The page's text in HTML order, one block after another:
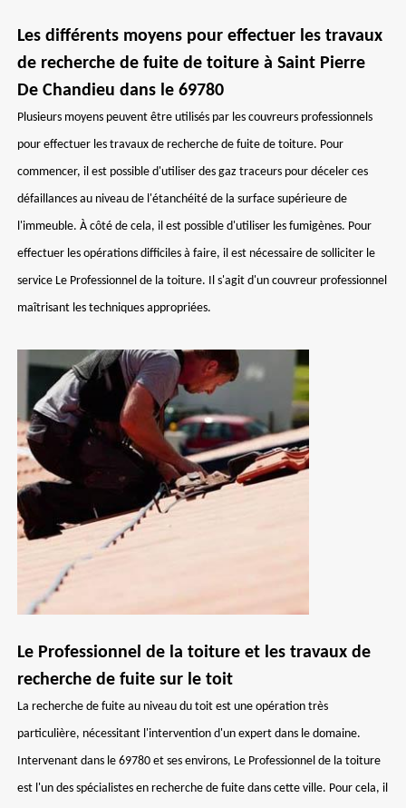
Les différents moyens pour effectuer les travaux
de recherche de fuite de toiture à Saint Pierre
De Chandieu dans le 69780
Plusieurs moyens peuvent être utilisés par les couvreurs professionnels
pour effectuer les travaux de recherche de fuite de toiture. Pour
commencer, il est possible d'utiliser des gaz traceurs pour déceler ces
défaillances au niveau de l'étanchéité de la surface supérieure de
l'immeuble. À côté de cela, il est possible d'utiliser les fumigènes. Pour
effectuer les opérations difficiles à faire, il est nécessaire de solliciter le
service Le Professionnel de la toiture. Il s'agit d'un couvreur professionnel
maîtrisant les techniques appropriées.
Le Professionnel de la toiture et les travaux de
recherche de fuite sur le toit
La recherche de fuite au niveau du toit est une opération très
particulière, nécessitant l'intervention d'un expert dans le domaine.
Intervenant dans le 69780 et ses environs, Le Professionnel de la toiture
est l'un des spécialistes en recherche de fuite dans cette ville. Pour cela, il